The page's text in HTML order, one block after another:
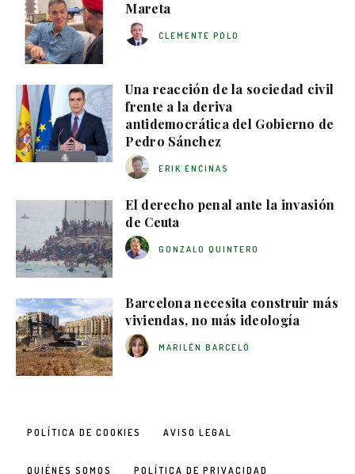
Mareta
CLEMENTE POLO
Una reacción de la sociedad civil
frente a la deriva
antidemocrática del Gobierno de
Pedro Sánchez
ERIK ENCINAS
El derecho penal ante la invasión
de Ceuta
GONZALO QUINTERO
Barcelona necesita construir más
viviendas, no más ideología
MARILÉN BARCELÓ
POLÍTICA DE COOKIES AVISO LEGAL
QUIÉNES SOMOS POLÍTICA DE PRIVACIDAD